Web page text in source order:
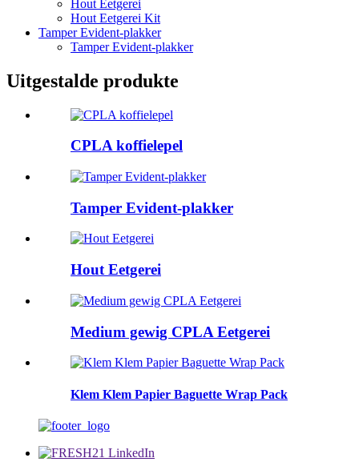
Hout Eetgerei
Hout Eetgerei Kit
Tamper Evident-plakker
Tamper Evident-plakker
Uitgestalde produkte
CPLA koffielepel
Tamper Evident-plakker
Hout Eetgerei
Medium gewig CPLA Eetgerei
Klem Klem Papier Baguette Wrap Pack